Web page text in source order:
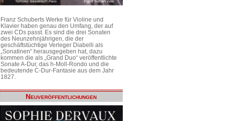
Franz Schuberts Werke für Violine und
Klavier haben genau den Umfang, der auf
zwei CDs passt. Es sind die drei Sonaten
des Neunzehnjährigen, die der
geschäftstüchtige Verleger Diabelli als
„Sonatinen“ herausgegeben hat, dazu
kommen die als „Grand Duo“ veröffentlichte
Sonate A-Dur, das h-Moll-Rondo und die
bedeutende C-Dur-Fantasie aus dem Jahr
1827.
Neuveröffentlichungen